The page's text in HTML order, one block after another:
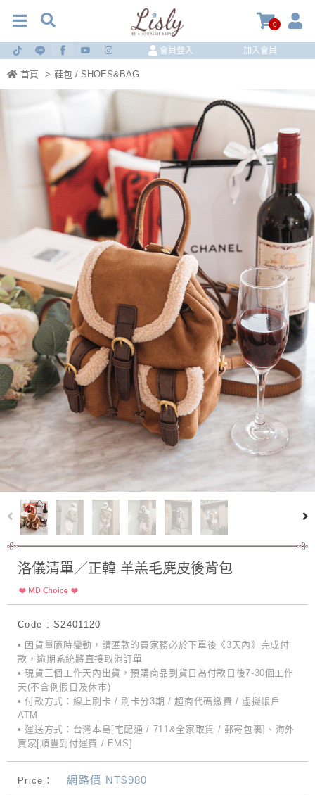
0
會員登入 加入會員
首頁 > 鞋包 / SHOES&BAG
洛儀清單／正韓 羊羔毛麂皮後背包
Code : S2401120
• 因貨量隨時變動，請匯款的買家務必於下單後《3天內》完成付
款，逾期系統將直接取消訂單
• 現貨三個工作天內出貨，預購商品到貨日為付款日後7-30個工作
天(不含例假日及休市)
• 付款方式：線上刷卡 / 刷卡分3期 / 超商代碼繳費 / 虛擬帳戶
ATM
• 運送方式：台灣本島[宅配通 / 711&全家取貨 / 郵寄包裹]、海外
買家[順豐到付運費 / EMS]
Price：網路價 NT$980